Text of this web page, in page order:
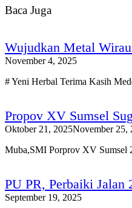
Baca Juga
Wujudkan Metal
November 4, 2025
# Yeni Herbal Terima Kasih
Propov XV Sumsel
Oktober 21, 2025November 25,
Muba,SMI Porprov XV Sumsel
PU PR, Perbaiki Jalan
September 19, 2025